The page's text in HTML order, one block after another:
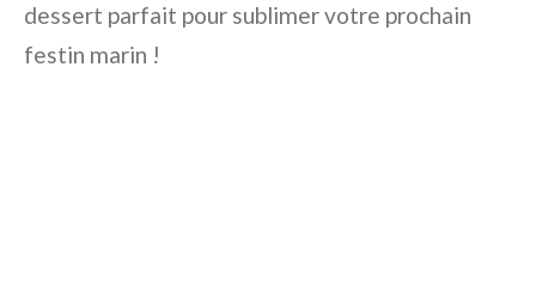
dessert parfait pour sublimer votre prochain
festin marin !